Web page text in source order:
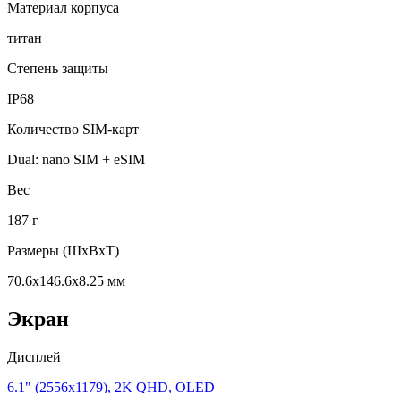
Материал корпуса
титан
Степень защиты
IP68
Количество SIM-карт
Dual: nano SIM + eSIM
Вес
187 г
Размеры (ШxВxТ)
70.6x146.6x8.25 мм
Экран
Дисплей
6.1" (2556x1179), 2K QHD, OLED